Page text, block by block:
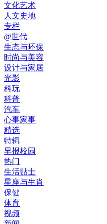
文化艺术
人文史地
专栏
@世代
生态与环保
时尚与美容
设计与家居
光影
科玩
科普
汽车
心事家事
精选
特辑
早报校园
热门
生活贴士
星座与生肖
保健
体育
视频